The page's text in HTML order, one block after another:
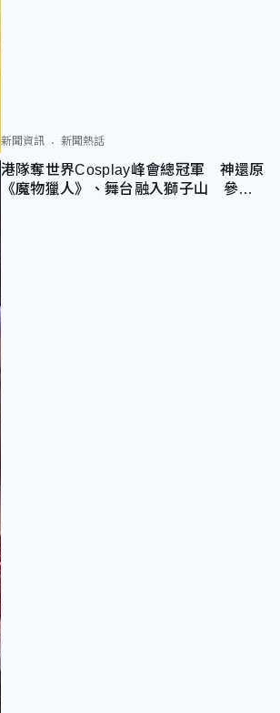
新聞資訊 新聞熱話
港隊奪世界Cosplay峰會總冠軍 神還原
《魔物獵人》、舞台融入獅子山 參賽